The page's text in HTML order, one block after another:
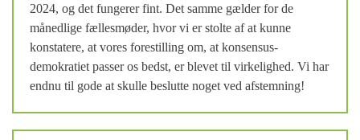
2024, og det fungerer fint. Det samme gælder for de
månedlige fællesmøder, hvor vi er stolte af at kunne
konstatere, at vores forestilling om, at konsensus-
demokratiet passer os bedst, er blevet til virkelighed. Vi har
endnu til gode at skulle beslutte noget ved afstemning!